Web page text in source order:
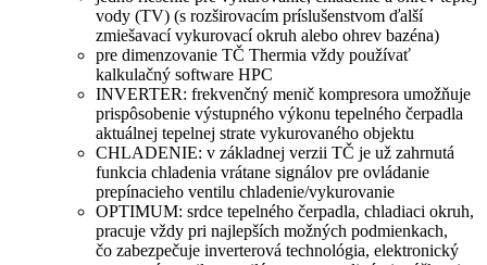
vody (TV) (s rozširovacím príslušenstvom ďalší
zmiešavací vykurovací okruh alebo ohrev bazéna)
pre dimenzovanie TČ Thermia vždy používať
kalkulačný software HPC
INVERTER: frekvenčný menič kompresora umožňuje
prispôsobenie výstupného výkonu tepelného čerpadla
aktuálnej tepelnej strate vykurovaného objektu
CHLADENIE: v základnej verzii TČ je už zahrnutá
funkcia chladenia vrátane signálov pre ovládanie
prepínacieho ventilu chladenie/vykurovanie
OPTIMUM: srdce tepelného čerpadla, chladiaci okruh,
pracuje vždy pri najlepších možných podmienkach,
čo zabezpečuje inverterová technológia, elektronický